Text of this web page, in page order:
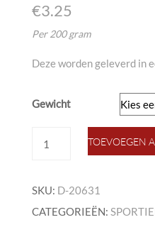
€3.25
Per 200 gram
Deze worden geleverd in
Gewicht
disks
TOEVOEGEN
SKU: D-20631
CATEGORIEËN: